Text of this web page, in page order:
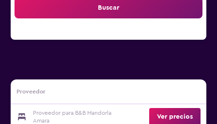
Buscar
Proveedor
Proveedor para B&B Mandorla
Amara
Ver precios